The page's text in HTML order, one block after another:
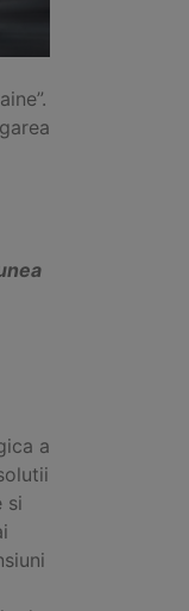
a
si